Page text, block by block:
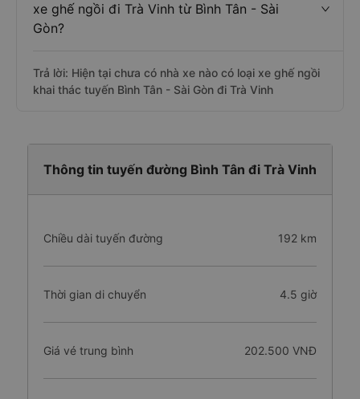
xe ghế ngồi đi Trà Vinh từ Bình Tân - Sài
Gòn?
Trả lời: Hiện tại chưa có nhà xe nào có loại xe ghế ngồi
khai thác tuyến Bình Tân - Sài Gòn đi Trà Vinh
Thông tin tuyến đường Bình Tân đi Trà Vinh
Chiều dài tuyến đường 192 km
Thời gian di chuyển 4.5 giờ
Giá vé trung bình 202.500 VNĐ